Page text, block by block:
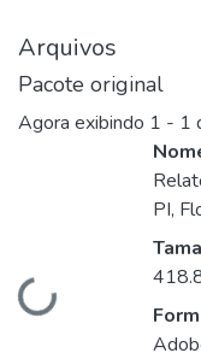
Arquivos
Pacote original
Agora exibindo 1 - 1
Carregando...
PI,